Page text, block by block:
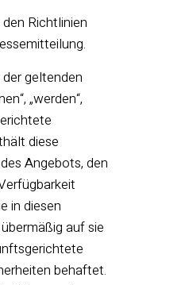
Richtlinien
geltenden
„werden“,
diese
Angebots, den
in diesen
auf sie
behaftet.